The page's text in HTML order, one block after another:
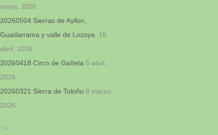
mayo, 2026
20260504 Sierras de Ayllon,
Guadarrama y valle de Lozoya.
16
abril, 2026
20260418 Circo de Gañeta 5 abril,
2026
20260321 Sierra de Toloño 8 marzo,
2026